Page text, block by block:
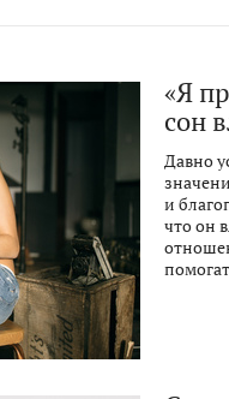
«Я
сон
Давно
и
что он